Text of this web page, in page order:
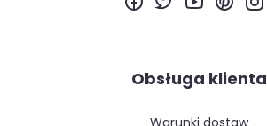
Obsługa klienta
warunki dostaw